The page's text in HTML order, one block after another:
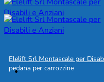
Elelift Srl Montascale per
pedana per carrozzine